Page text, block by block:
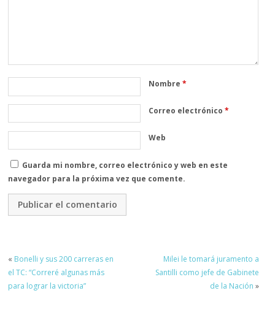
Nombre*
Correo electrónico*
Web
Guarda mi nombre, correo electrónico y web en este
navegador para la próxima vez que comente.
« Bonelli y sus 200 carreras en
el TC: “Correré algunas más
para lograr la victoria”
Milei le tomará juramento a
Santilli como jefe de Gabinete
de la Nación »